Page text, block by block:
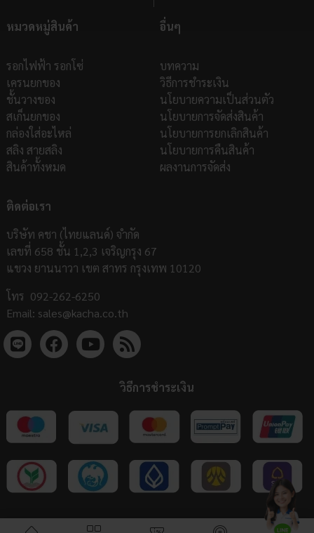
หมวดหมู่สินค้า
รอกไฟฟ้า รอกโซ่
เครนยกของ
ชั้นวางของ
สเก็นยกของ
กล่องใส่อะไหล่
สลิง สายสลิง
สินค้าทั้งหมด
อื่นๆ
บทความ
วิธีการชำระเงิน
นโยบายความเป็นส่วนตัว
นโยบายการจัดส่งสินค้า
นโยบายการยกเลิกสินค้า
นโยบายการคืนสินค้า
ผลงานการจัดส่ง
ติดต่อเรา
บริษัท คชา (ไทยแลนด์) จำกัด
เลขที่ 658 ชั้น 1,2,3 เจริญกรุง 67
แขวง ยานนาวา เขต สาทร กรุงเทพ 10120
โทร 092-262-6250
Email: sales@kacha.co.th
วิธีการชำระเงิน